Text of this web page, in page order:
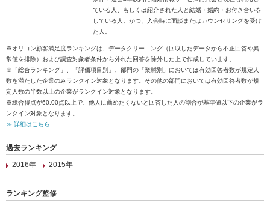
ている人、もしくは紹介された人と結婚・婚約・お付き合いを
している人。かつ、入会時に面談またはカウンセリングを受け
た人。
※オリコン顧客満足度ランキングは、データクリーニング（回収したデータから不正回答や異
常値を排除）および調査対象者条件から外れた回答を除外した上で作成しています。
※「総合ランキング」、「評価項目別」、部門の「業態別」においては有効回答者数が規定人
数を満たした企業のみランクイン対象となります。その他の部門においては有効回答者数が規
定人数の半数以上の企業がランクイン対象となります。
※総合得点が60.00点以上で、他人に薦めたくないと回答した人の割合が基準値以下の企業がラ
ンクイン対象となります。
≫ 詳細はこちら
過去ランキング
2016年
2015年
ランキング監修